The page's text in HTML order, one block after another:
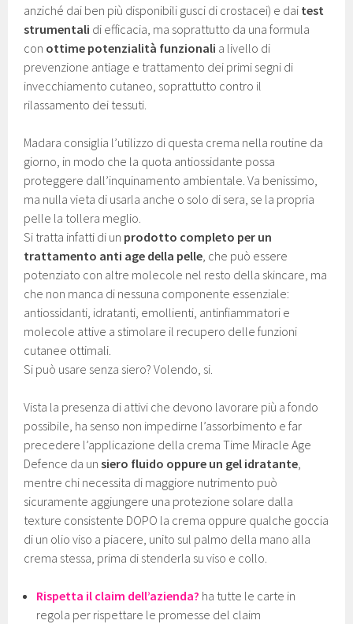
anziché dai ben più disponibili gusci di crostacei) e dai test
strumentali di efficacia, ma soprattutto da una formula
con ottime potenzialità funzionali a livello di
prevenzione antiage e trattamento dei primi segni di
invecchiamento cutaneo, soprattutto contro il
rilassamento dei tessuti.
Madara consiglia l’utilizzo di questa crema nella routine da
giorno, in modo che la quota antiossidante possa
proteggere dall’inquinamento ambientale. Va benissimo,
ma nulla vieta di usarla anche o solo di sera, se la propria
pelle la tollera meglio.
Si tratta infatti di un prodotto completo per un
trattamento anti age della pelle , che può essere
potenziato con altre molecole nel resto della skincare, ma
che non manca di nessuna componente essenziale:
antiossidanti, idratanti, emollienti, antinfiammatori e
molecole attive a stimolare il recupero delle funzioni
cutanee ottimali.
Si può usare senza siero? Volendo, si.
Vista la presenza di attivi che devono lavorare più a fondo
possibile, ha senso non impedirne l’assorbimento e far
precedere l’applicazione della crema Time Miracle Age
Defence da un siero fluido oppure un gel idratante
mentre chi necessita di maggiore nutrimento può
sicuramente aggiungere una protezione solare dalla
texture consistente DOPO la crema oppure qualche goccia
di un olio viso a piacere, unito sul palmo della mano alla
crema stessa, prima di stenderla su viso e collo.
Rispetta il claim dell’azienda? ha tutte le carte in
regola per rispettare le promesse del claim